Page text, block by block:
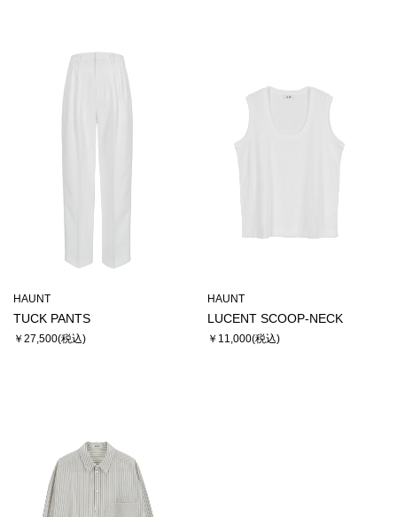
HAUNT
TUCK PANTS
￥27,500
HAUNT
LUCENT SCOOP-NECK
￥11,000